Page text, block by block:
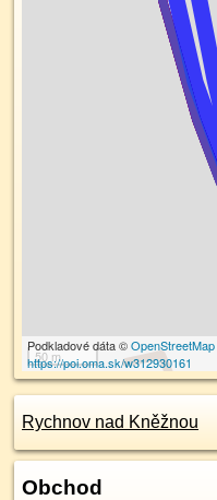
50 m
Podkladové dáta ©OpenStreetMap
https://poi.oma.sk/w312930161
Rychnov nad Kněžnou
Obchod